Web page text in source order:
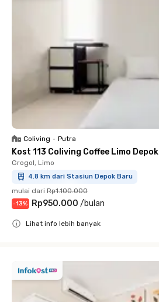
Coliving • Putra
Kost 113 Coliving Coffee Limo Depok
Grogol, Limo
4.8 km dari Stasiun Depok Baru
mulai dari Rp1.100.000
-13% Rp950.000 /bulan
Lihat info lebih banyak